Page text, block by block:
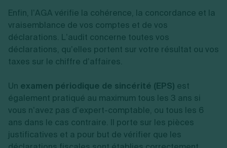
Enfin, l’AGA vérifie la cohérence, la concordance et la
vraisemblance de vos comptes et de vos
déclarations. L’audit concerne toutes vos
déclarations, qu’elles portent sur votre résultat ou vos
taxes sur le chiffre d’affaires.
Un examen périodique de sincérité (EPS) est
également pratiqué au maximum tous les 3 ans si
vous n’avez pas d’expert-comptable, ou tous les 6
ans dans le cas contraire. Il porte sur les pièces
justificatives et a pour but de vérifier que les